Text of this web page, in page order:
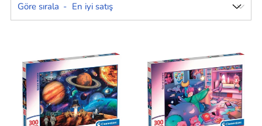
Göre sırala